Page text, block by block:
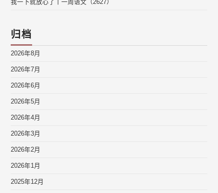
我一下就放心了丨一周语文（2627）
归档
2026年8月
2026年7月
2026年6月
2026年5月
2026年4月
2026年3月
2026年2月
2026年1月
2025年12月